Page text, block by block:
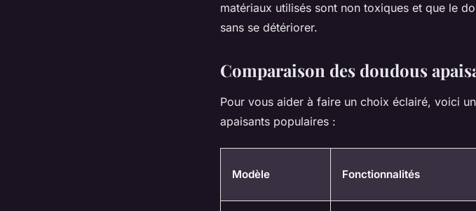
matériaux utilisés sont non toxiques et que le
sans se détériorer.
Comparaison des doudous
Pour vous aider à faire un choix éclairé, voici
apaisants populaires :
Modèle Fonctionnalités